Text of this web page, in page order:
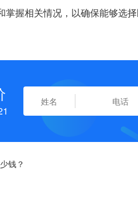
掌握相关情况，以确保能够选
钱？